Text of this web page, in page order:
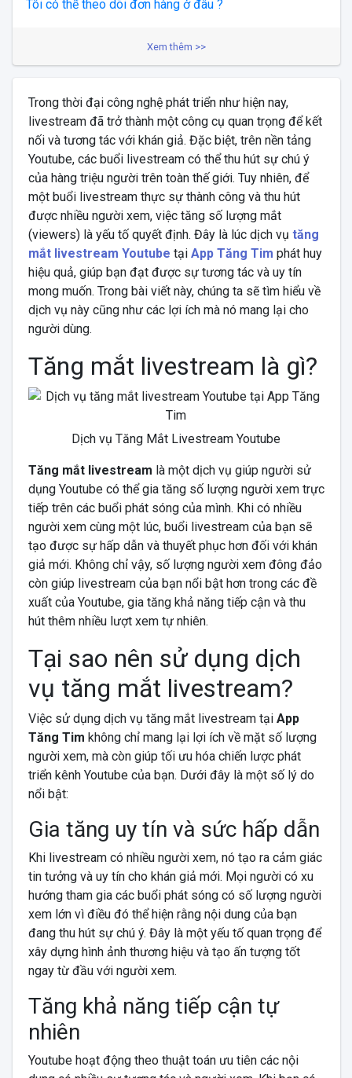
Tôi có thể theo dõi đơn hàng ở đâu ?
Xem thêm >>
Trong thời đại công nghệ phát triển như hiện nay,
livestream đã trở thành một công cụ quan trọng để kết
nối và tương tác với khán giả. Đặc biệt, trên nền tảng
Youtube, các buổi livestream có thể thu hút sự chú ý
của hàng triệu người trên toàn thế giới. Tuy nhiên, để
một buổi livestream thực sự thành công và thu hút
được nhiều người xem, việc tăng số lượng mắt
(viewers) là yếu tố quyết định. Đây là lúc dịch vụ tăng
mắt livestream Youtube tại App Tăng Tim phát huy
hiệu quả, giúp bạn đạt được sự tương tác và uy tín
mong muốn. Trong bài viết này, chúng ta sẽ tìm hiểu về
dịch vụ này cũng như các lợi ích mà nó mang lại cho
người dùng.
Tăng mắt livestream là gì?
Dịch vụ Tăng Mắt Livestream Youtube
Tăng mắt livestream là một dịch vụ giúp người sử
dụng Youtube có thể gia tăng số lượng người xem trực
tiếp trên các buổi phát sóng của mình. Khi có nhiều
người xem cùng một lúc, buổi livestream của bạn sẽ
tạo được sự hấp dẫn và thuyết phục hơn đối với khán
giả mới. Không chỉ vậy, số lượng người xem đông đảo
còn giúp livestream của bạn nổi bật hơn trong các đề
xuất của Youtube, gia tăng khả năng tiếp cận và thu
hút thêm nhiều lượt xem tự nhiên.
Tại sao nên sử dụng dịch
vụ tăng mắt livestream?
Việc sử dụng dịch vụ tăng mắt livestream tại App
Tăng Tim không chỉ mang lại lợi ích về mặt số lượng
người xem, mà còn giúp tối ưu hóa chiến lược phát
triển kênh Youtube của bạn. Dưới đây là một số lý do
nổi bật:
Gia tăng uy tín và sức hấp dẫn
Khi livestream có nhiều người xem, nó tạo ra cảm giác
tin tưởng và uy tín cho khán giả mới. Mọi người có xu
hướng tham gia các buổi phát sóng có số lượng người
xem lớn vì điều đó thể hiện rằng nội dung của bạn
đang thu hút sự chú ý. Đây là một yếu tố quan trọng để
xây dựng hình ảnh thương hiệu và tạo ấn tượng tốt
ngay từ đầu với người xem.
Tăng khả năng tiếp cận tự
nhiên
Youtube hoạt động theo thuật toán ưu tiên các nội